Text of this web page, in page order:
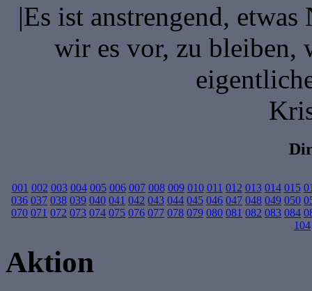
|Es ist anstrengend,
wir es vor, zu bleiben,
001 002 003 004 005 006 007 008 009 010 011 012 013 014 015
036 037 038 039 040 041 042 043 044 045 046 047 048 049 050
070 071 072 073 074 075 076 077 078 079 080 081 082 083 084
104
Aktion